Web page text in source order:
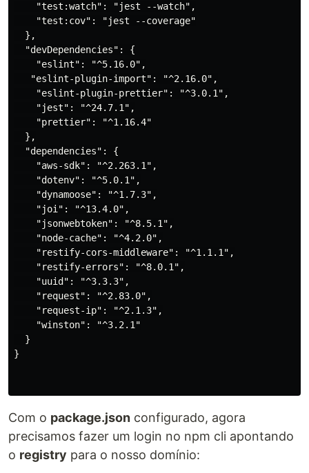
    "test:watch": "jest --watch",
    "test:cov": "jest --coverage"
  },
  "devDependencies": {
    "eslint": "^5.16.0",
   "eslint-plugin-import": "^2.16.0",
    "eslint-plugin-prettier": "^3.0.1",
    "jest": "^24.7.1",
    "prettier": "^1.16.4"
  },
  "dependencies": {
    "aws-sdk": "^2.263.1",
    "dotenv": "^5.0.1",
    "dynamoose": "^1.7.3",
    "joi": "^13.4.0",
    "jsonwebtoken": "^8.5.1",
    "node-cache": "^4.2.0",
    "restify-cors-middleware": "^1.1.1",
    "restify-errors": "^8.0.1",
    "uuid": "^3.3.3",
    "request": "^2.83.0",
    "request-ip": "^2.1.3",
    "winston": "^3.2.1"
  }
}
Com o package.json configurado, agora
precisamos fazer um login no npm cli apontando
o registry para o nosso domínio: